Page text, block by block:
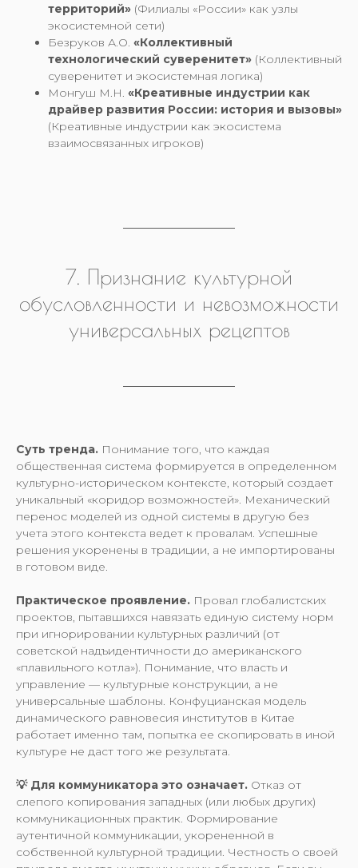
территорий» (Филиалы «России» как узлы
экосистемной сети)
Безруков А.О. «Коллективный
технологический суверенитет» (Коллективный
суверенитет и экосистемная логика)
Монгуш М.Н. «Креативные индустрии как
драйвер развития России: история и вызовы»
(Креативные индустрии как экосистема
взаимосвязанных игроков)
7. Признание культурной
обусловленности и невозможности
универсальных рецептов
Суть тренда. Понимание того, что каждая
общественная система формируется в определенном
культурно-историческом контексте, который создает
уникальный «коридор возможностей». Механический
перенос моделей из одной системы в другую без
учета этого контекста ведет к провалам. Успешные
решения укоренены в традиции, а не импортированы
в готовом виде.
Практическое проявление. Провал глобалистских
проектов, пытавшихся навязать единую систему норм
при игнорировании культурных различий (от
советской надъидентичности до американского
«плавильного котла»). Понимание, что власть и
управление — культурные конструкции, а не
универсальные шаблоны. Конфуцианская модель
динамического равновесия институтов в Китае
работает именно там, попытка ее скопировать в иной
культуре не даст того же результата.
💡 Для коммуникатора это означает. Отказ от
слепого копирования западных (или любых других)
коммуникационных практик. Формирование
аутентичной коммуникации, укорененной в
собственной культурной традиции. Честность о своей